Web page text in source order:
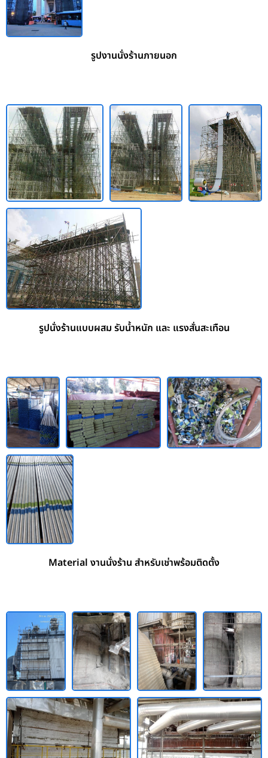
รูปงานนั่งร้านภายนอก
รูปนั่งร้านแบบผสม รับน้ำหนัก และ แรงสั่นสะเทือน
Material งานนั่งร้าน สำหรับเช่าพร้อมติดตั้ง